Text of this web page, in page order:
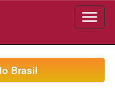
Brasil